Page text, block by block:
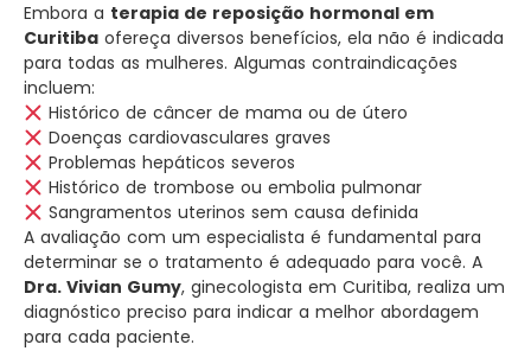
Embora a terapia de reposição hormonal em
Curitiba ofereça diversos benefícios, ela não é indicada
para todas as mulheres. Algumas contraindicações
incluem:
Histórico de câncer de mama ou de útero
Doenças cardiovasculares graves
Problemas hepáticos severos
Histórico de trombose ou embolia pulmonar
Sangramentos uterinos sem causa definida
A avaliação com um especialista é fundamental para
determinar se o tratamento é adequado para você. A
Dra. Vivian Gumy, ginecologista em Curitiba, realiza um
diagnóstico preciso para indicar a melhor abordagem
para cada paciente.